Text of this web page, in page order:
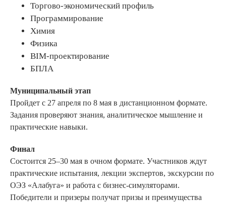
Торгово-экономический профиль
Программирование
Химия
Физика
BIM-проектирование
БПЛА
Муниципальный этап
Пройдет с 27 апреля по 8 мая в дистанционном формате.
Задания проверяют знания, аналитическое мышление и
практические навыки.
Финал
Состоится 25–30 мая в очном формате. Участников ждут
практические испытания, лекции экспертов, экскурсии по
ОЭЗ «Алабуга» и работа с бизнес-симуляторами.
Победители и призеры получат призы и преимущества